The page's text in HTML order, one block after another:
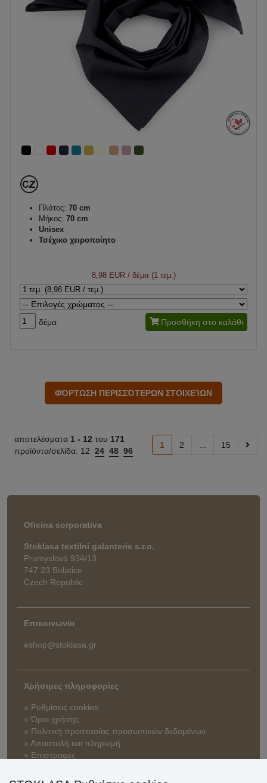
Πλάτος: 70 cm
Μήκος: 70 cm
Unisex
Τσέχικο χειροποίητο
8,98 EUR/ δέμα (1 τεμ.)
δέμα Προσθήκη στο καλάθι
αποτελέσματα 1 - 12 του 171
προϊόντα/σελίδα: 12 24 48 96
1 2 15
Oficina corporativa
Stoklasa textilni galanterie s.r.o.
Prumyslová 934/13
747 23 Bolatice
Czech Republic
Επικοινωνία
eshop@stoklasa.gr
Χρήσιμες πληροφορίες
» Ρυθμίσεις cookies
» Όροι χρήσης
» Πολιτική προστασίας προσωπικών δεδομένων
» Αποστολή και πληρωμή
» Επιστροφές